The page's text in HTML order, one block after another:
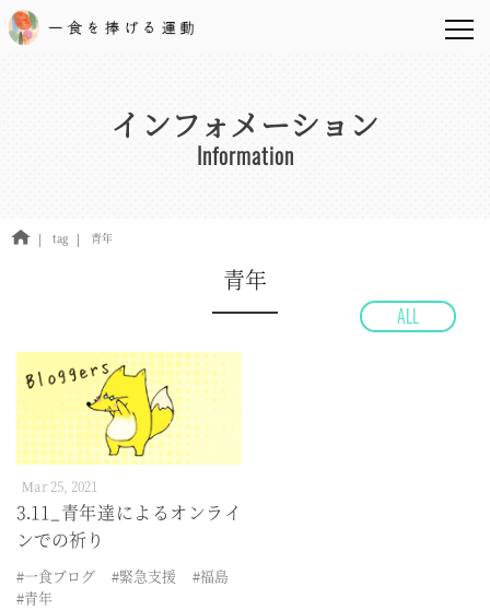
インフォメーション
Information
tag 青年
ALL
青年
Mar 25, 2021
3.11_青年達によるオンライ
ンでの祈り
#一食ブログ #緊急支援
#福島
#青年